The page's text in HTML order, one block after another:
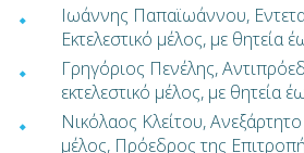
Ιωάννης Παπαϊωάννου,
Εκτελεστικό μέλος, με θητεία
Γρηγόριος Πενέλης,
εκτελεστικό μέλος, με θητεία
Νικόλαος Κλείτου,
μέλος, Πρόεδρος της